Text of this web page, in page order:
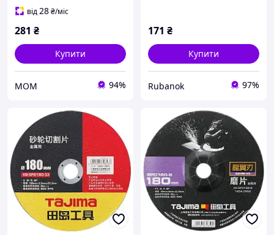
від28₴/міс
281 ₴
Купити
МОМ 94%
171 ₴
Купити
Rubanok 97%